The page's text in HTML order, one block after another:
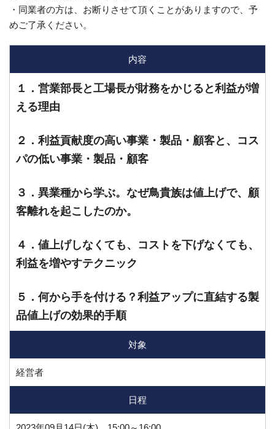
・同業者の方は、お断りさせて頂くことがありますので、予
めご了承ください。
内容
１．営業部長と工場長が財務をかじると利益が増
える理由
２．利益貢献度の高い事業・製品・顧客と、コス
パの低い事業・製品・顧客
３．異業種から学ぶ。なぜ鳥貴族は値上げで、顧
客離れを起こしたのか。
４．値上げしなくても、コストを下げなくても、
利益を増やすテクニック
５．何から手を付ける？利益アップに直結する製
品値上げの効果的手順
対象
経営者
日程